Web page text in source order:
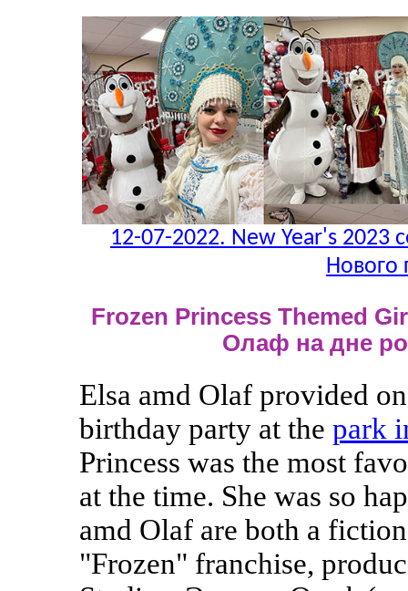
12-07-2022. New Year's 2023
Нового
Frozen Princess Themed
Олаф на дне
Elsa amd Olaf provided
birthday party at the park
Princess was the most
at the time. She was so
amd Olaf are both a
"Frozen" franchise,